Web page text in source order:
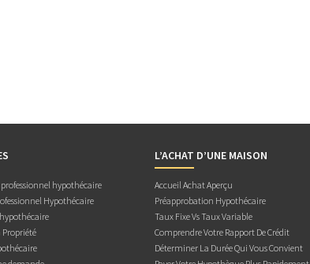
professionnel hypothécaire
Hypothécaire
Propriété
L’ACHAT D’UNE MAISON
Accueil Achat Aperçu
Préapprobation Hypothécaire
Taux Fixe Vs Taux Variable
Comprendre Votre Rapport De Crédit
Déterminer La Durée Qui Vous Convient